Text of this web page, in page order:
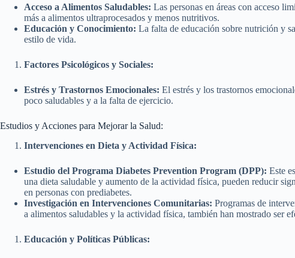
Acceso a Alimentos Saludables: Las personas en áreas con acceso
más a alimentos ultraprocesados y menos nutritivos.
Educación y Conocimiento: La falta de educación sobre nutrición y
estilo de vida.
Factores Psicológicos y Sociales:
Estrés y Trastornos Emocionales: El estrés y los trastornos
poco saludables y a la falta de ejercicio.
Estudios y Acciones para Mejorar la Salud:
Intervenciones en Dieta y Actividad Física:
Estudio del Programa Diabetes Prevention Program (DPP): Este
una dieta saludable y aumento de la actividad física, pueden reducir
en personas con prediabetes.
Investigación en Intervenciones Comunitarias: Programas de
a alimentos saludables y la actividad física, también han mostrado ser
Educación y Políticas Públicas: